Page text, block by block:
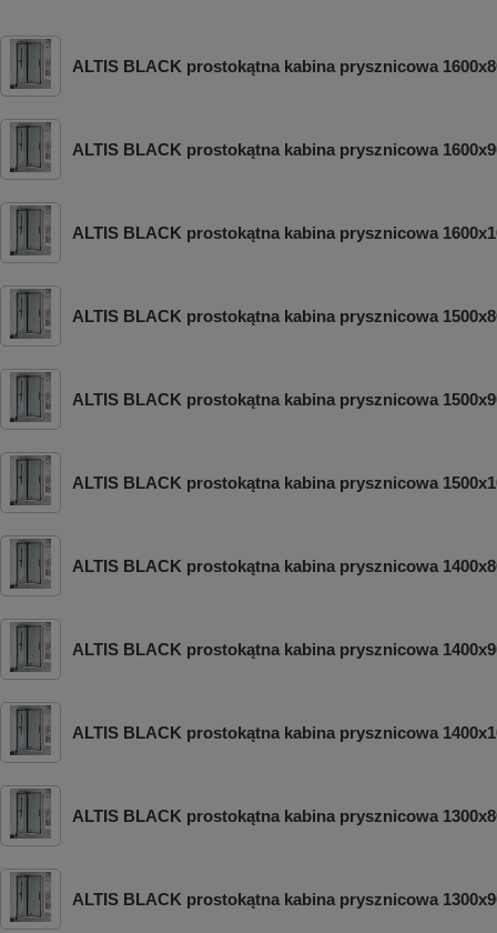
ALTIS BLACK prostokątna kabina prysznicowa
ALTIS BLACK prostokątna kabina prysznicowa
ALTIS BLACK prostokątna kabina prysznicowa
ALTIS BLACK prostokątna kabina prysznicowa
ALTIS BLACK prostokątna kabina prysznicowa
ALTIS BLACK prostokątna kabina prysznicowa
ALTIS BLACK prostokątna kabina prysznicowa
ALTIS BLACK prostokątna kabina prysznicowa
ALTIS BLACK prostokątna kabina prysznicowa
ALTIS BLACK prostokątna kabina prysznicowa
ALTIS BLACK prostokątna kabina prysznicowa